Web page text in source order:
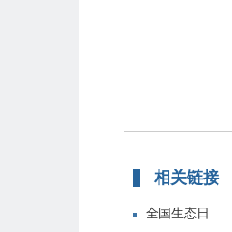
相关链接
全国生态日